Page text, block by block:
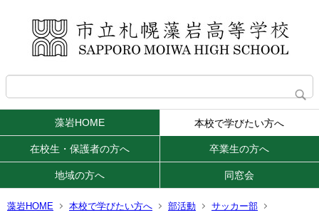
藻岩HOME 本校で学びたい方へ
在校生・保護者の方へ 卒業生の方へ
地域の方へ 同窓会
藻岩HOME 本校で学びたい方へ 部活動
サッカー部